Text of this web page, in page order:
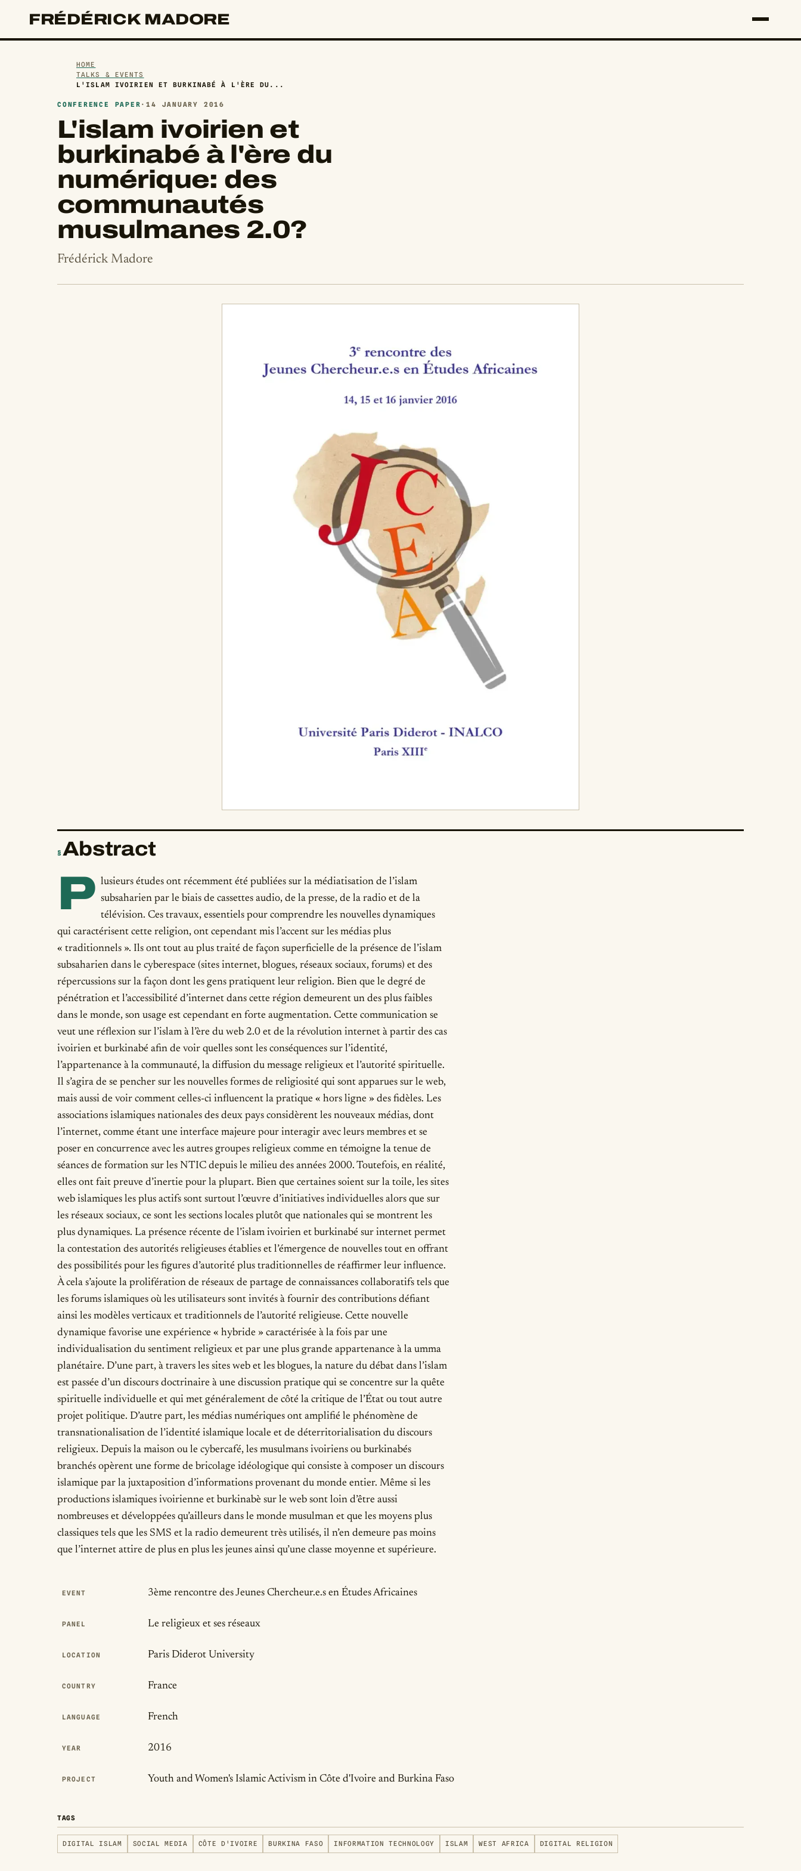
FRÉDÉRICK MADORE
HOME
TALKS & EVENTS
L'ISLAM IVOIRIEN ET BURKINABÉ À L'ÈRE DU...
CONFERENCE PAPER ·14 JANUARY 2016
L'islam ivoirien et
burkinabé à l'ère du
numérique: des
communautés
musulmanes 2.0?
Frédérick Madore
§ Abstract
P lusieurs études ont récemment été publiées sur la médiatisation de l’islam
subsaharien par le biais de cassettes audio, de la presse, de la radio et de la
télévision. Ces travaux, essentiels pour comprendre les nouvelles dynamiques
qui caractérisent cette religion, ont cependant mis l’accent sur les médias plus
« traditionnels ». Ils ont tout au plus traité de façon superficielle de la présence de l’islam
subsaharien dans le cyberespace (sites internet, blogues, réseaux sociaux, forums) et des
répercussions sur la façon dont les gens pratiquent leur religion. Bien que le degré de
pénétration et l’accessibilité d’internet dans cette région demeurent un des plus faibles
dans le monde, son usage est cependant en forte augmentation. Cette communication se
veut une réflexion sur l’islam à l’ère du web 2.0 et de la révolution internet à partir des cas
ivoirien et burkinabé afin de voir quelles sont les conséquences sur l’identité,
l’appartenance à la communauté, la diffusion du message religieux et l’autorité spirituelle.
Il s’agira de se pencher sur les nouvelles formes de religiosité qui sont apparues sur le web,
mais aussi de voir comment celles-ci influencent la pratique « hors ligne » des fidèles. Les
associations islamiques nationales des deux pays considèrent les nouveaux médias, dont
l’internet, comme étant une interface majeure pour interagir avec leurs membres et se
poser en concurrence avec les autres groupes religieux comme en témoigne la tenue de
séances de formation sur les NTIC depuis le milieu des années 2000. Toutefois, en réalité,
elles ont fait preuve d’inertie pour la plupart. Bien que certaines soient sur la toile, les sites
web islamiques les plus actifs sont surtout l’œuvre d’initiatives individuelles alors que sur
les réseaux sociaux, ce sont les sections locales plutôt que nationales qui se montrent les
plus dynamiques. La présence récente de l’islam ivoirien et burkinabé sur internet permet
la contestation des autorités religieuses établies et l’émergence de nouvelles tout en offrant
des possibilités pour les figures d’autorité plus traditionnelles de réaffirmer leur influence.
À cela s’ajoute la prolifération de réseaux de partage de connaissances collaboratifs tels que
les forums islamiques où les utilisateurs sont invités à fournir des contributions défiant
ainsi les modèles verticaux et traditionnels de l’autorité religieuse. Cette nouvelle
dynamique favorise une expérience « hybride » caractérisée à la fois par une
individualisation du sentiment religieux et par une plus grande appartenance à la umma
planétaire. D’une part, à travers les sites web et les blogues, la nature du débat dans l’islam
est passée d’un discours doctrinaire à une discussion pratique qui se concentre sur la quête
spirituelle individuelle et qui met généralement de côté la critique de l’État ou tout autre
projet politique. D’autre part, les médias numériques ont amplifié le phénomène de
transnationalisation de l’identité islamique locale et de déterritorialisation du discours
religieux. Depuis la maison ou le cybercafé, les musulmans ivoiriens ou burkinabés
branchés opèrent une forme de bricolage idéologique qui consiste à composer un discours
islamique par la juxtaposition d’informations provenant du monde entier. Même si les
productions islamiques ivoirienne et burkinabè sur le web sont loin d’être aussi
nombreuses et développées qu’ailleurs dans le monde musulman et que les moyens plus
classiques tels que les SMS et la radio demeurent très utilisés, il n’en demeure pas moins
que l’internet attire de plus en plus les jeunes ainsi qu’une classe moyenne et supérieure.
Publication Details
EVENT 3ème rencontre des Jeunes Chercheur.e.s en Études Africaines
PANEL Le religieux et ses réseaux
LOCATION Paris Diderot University
COUNTRY France
LANGUAGE French
YEAR 2016
PROJECT Youth and Women's Islamic Activism in Côte d'Ivoire and Burkina Faso
TAGS
DIGITAL ISLAM SOCIAL MEDIA CÔTE D'IVOIRE BURKINA FASO INFORMATION TECHNOLOGY ISLAM WEST AFRICA DIGITAL RELIGION